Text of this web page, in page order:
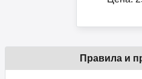
Правила и